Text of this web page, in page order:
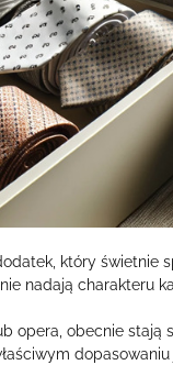
który świetnie
nadają charakteru
opera, obecnie stają